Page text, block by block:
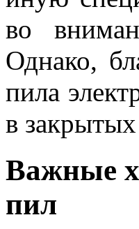
во
Однако,
пила
в
Важные
пил